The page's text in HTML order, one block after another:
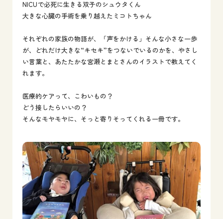
NICUで必死に生きる双子のシュウタくん
大きな心臓の手術を乗り越えたミコトちゃん
それぞれの家族の物語が、「声をかける」そんな小さな一歩
が、どれだけ大きな“キセキ”をつないでいるのかを、やさし
い言葉と、あたたかな宮瀬とまとさんのイラストで教えてく
れます。
医療的ケアって、こわいもの？
どう接したらいいの？
そんなモヤモヤに、そっと寄りそってくれる一冊です。